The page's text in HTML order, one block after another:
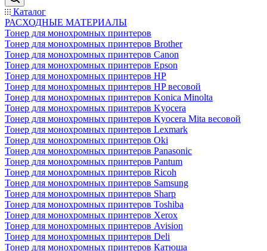
Каталог
РАСХОДНЫЕ МАТЕРИАЛЫ
Тонер для монохромных принтеров
Тонер для монохромных принтеров Brother
Тонер для монохромных принтеров Canon
Тонер для монохромных принтеров Epson
Тонер для монохромных принтеров HP
Тонер для монохромных принтеров HP весовой
Тонер для монохромных принтеров Konica Minolta
Тонер для монохромных принтеров Kyocera
Тонер для монохромных принтеров Kyocera Mita весовой
Тонер для монохромных принтеров Lexmark
Тонер для монохромных принтеров Oki
Тонер для монохромных принтеров Panasonic
Тонер для монохромных принтеров Pantum
Тонер для монохромных принтеров Ricoh
Тонер для монохромных принтеров Samsung
Тонер для монохромных принтеров Sharp
Тонер для монохромных принтеров Toshiba
Тонер для монохромных принтеров Xerox
Тонер для монохромных принтеров Avision
Тонер для монохромных принтеров Deli
Тонер для монохромных принтеров Катюша